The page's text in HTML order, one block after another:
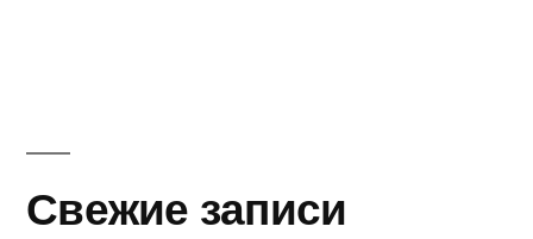
Свежие записи